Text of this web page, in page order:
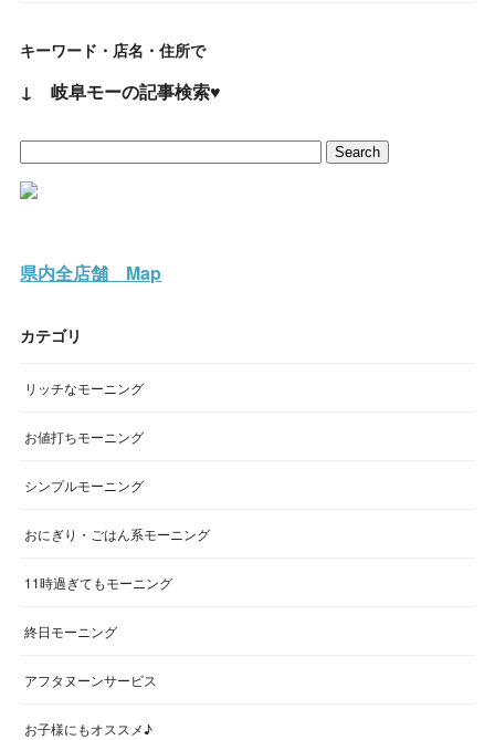
キーワード・店名・住所で
↓ 岐阜モーの記事検索♥
県内全店舗 Map
カテゴリ
リッチなモーニング
お値打ちモーニング
シンプルモーニング
おにぎり・ごはん系モーニング
11時過ぎてもモーニング
終日モーニング
アフタヌーンサービス
お子様にもオススメ♪